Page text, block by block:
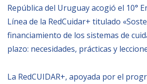
COOPERACIÓN
Patrimonio cultural
Justicia y Seguridad
República del Uruguay acogió el 10°
Línea de la RedCuidar+ titulado
financiamiento de los sistemas de
plazo: necesidades, prácticas y
La RedCUIDAR+, apoyada por el